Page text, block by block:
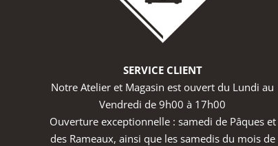
SERVICE CLIENT
Notre Atelier et Magasin est ouvert du Lundi au
Vendredi de 9h00 à 17h00
Ouverture exceptionnelle : samedi de Pâques et
des Rameaux, ainsi que les samedis du mois de